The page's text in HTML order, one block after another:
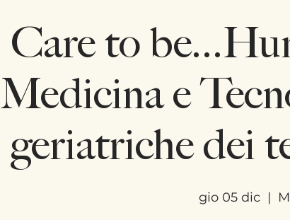
Care to
Medicina e
geriatriche dei
gio 05 dic
  |